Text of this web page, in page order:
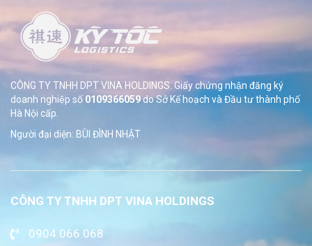
CÔNG TY TNHH DPT VINA HOLDINGS. Giấy chứng nhận đăng ký
doanh nghiệp số 0109366059do SởKế hoạch và Đầu tư thành phố
Hà Nội cấp.
Người đại diện: BÙI ĐÌNH NHẬT
CÔNG TY TNHH DPT VINA HOLDINGS
0904.066.068